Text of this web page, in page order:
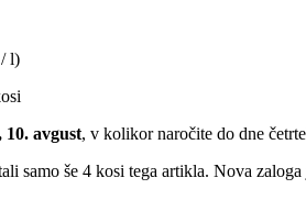
l)
10. avgust, v kolikor naročite do dne
samo še 4 kosi tega artikla. Nova